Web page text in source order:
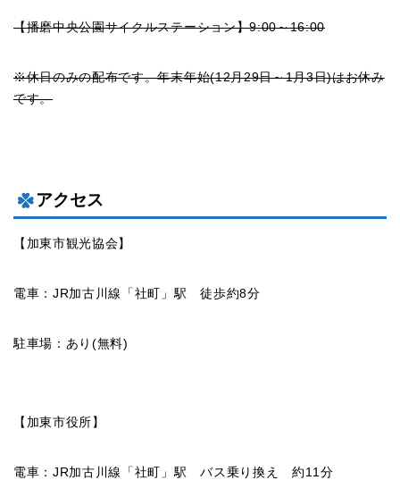
【播磨中央公園サイクルステーション】9:00～16:00
※休日のみの配布です。年末年始(12月29日～1月3日)はお休み
です。
アクセス
【加東市観光協会】
電車：JR加古川線「社町」駅 徒歩約8分
駐車場：あり(無料)
【加東市役所】
電車：JR加古川線「社町」駅 バス乗り換え 約11分